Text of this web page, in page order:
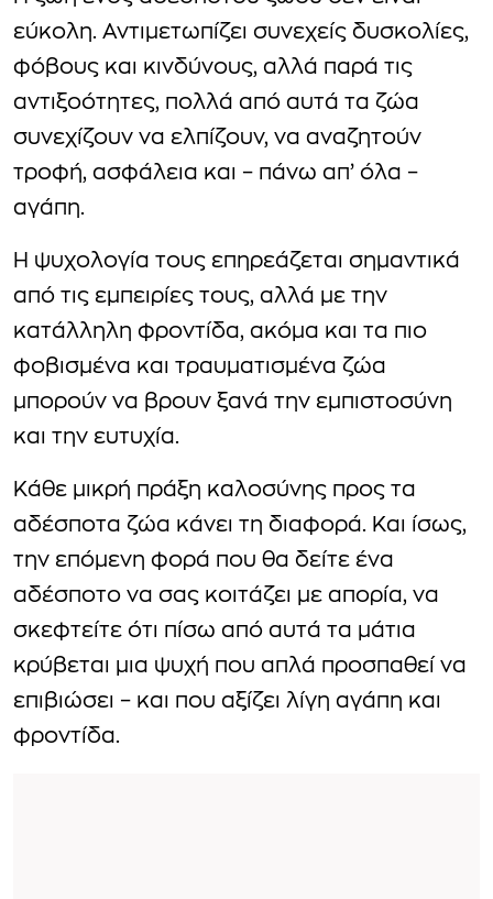
εύκολη. Αντιμετωπίζει συνεχείς δυσκολίες,
φόβους και κινδύνους, αλλά παρά τις
αντιξοότητες, πολλά από αυτά τα ζώα
συνεχίζουν να ελπίζουν, να αναζητούν
τροφή, ασφάλεια και – πάνω απ’ όλα –
αγάπη.
Η ψυχολογία τους επηρεάζεται σημαντικά
από τις εμπειρίες τους, αλλά με την
κατάλληλη φροντίδα, ακόμα και τα πιο
φοβισμένα και τραυματισμένα ζώα
μπορούν να βρουν ξανά την εμπιστοσύνη
και την ευτυχία.
Κάθε μικρή πράξη καλοσύνης προς τα
αδέσποτα ζώα κάνει τη διαφορά. Και ίσως,
την επόμενη φορά που θα δείτε ένα
αδέσποτο να σας κοιτάζει με απορία, να
σκεφτείτε ότι πίσω από αυτά τα μάτια
κρύβεται μια ψυχή που απλά προσπαθεί να
επιβιώσει – και που αξίζει λίγη αγάπη και
φροντίδα.